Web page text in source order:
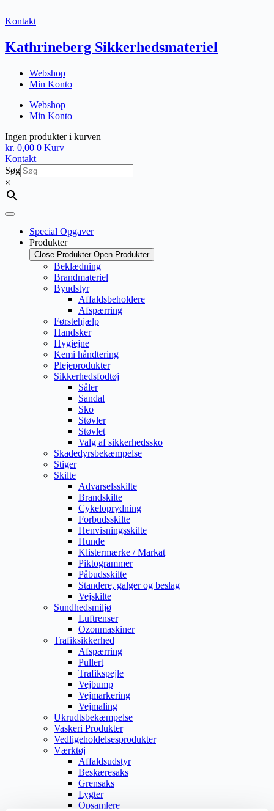
til
Kontakt
Kathrineberg Sikkerhedsmateriel
Webshop
Min Konto
Webshop
Min Konto
Ingen produkter i kurven
kr. 0,00 0 Kurv
Kontakt
Søg
×
Special Opgaver
Produkter
Close Produkter Open Produkter
Beklædning
Brandmateriel
Byudstyr
Affaldsbeholdere
Afspærring
Førstehjælp
Handsker
Hygiejne
Kemi håndtering
Plejeprodukter
Sikkerhedsfodtøj
Såler
Sandal
Sko
Støvler
Støvlet
Valg af sikkerhedssko
Skadedyrsbekæmpelse
Stiger
Skilte
Advarselsskilte
Brandskilte
Cykeloprydning
Forbudsskilte
Henvisningsskilte
Hunde
Klistermærke / Markat
Piktogrammer
Påbudsskilte
Standere, galger og beslag
Vejskilte
Sundhedsmiljø
Luftrenser
Ozonmaskiner
Trafiksikkerhed
Afspærring
Pullert
Trafikspejle
Vejbump
Vejmarkering
Vejmaling
Ukrudtsbekæmpelse
Vaskeri Produkter
Vedligeholdelsesprodukter
Værktøj
Affaldsudstyr
Beskæresaks
Grensaks
Lygter
Opsamlere